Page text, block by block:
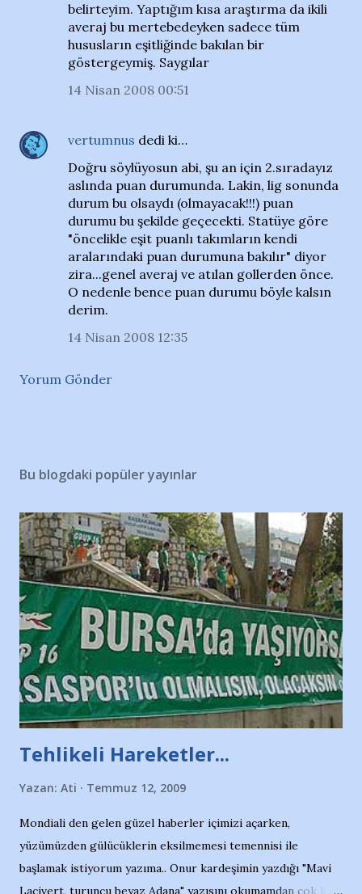
belirteyim. Yaptığım kısa araştırma da ikili
averaj bu mertebedeyken sadece tüm
hususların eşitliğinde bakılan bir
göstergeymiş. Saygılar
14 Nisan 2008 00:51
vertumnus dedi ki…
Doğru söylüyosun abi, şu an için 2.sıradayız
aslında puan durumunda. Lakin, lig sonunda
durum bu olsaydı (olmayacak!!!) puan
durumu bu şekilde geçecekti. Statüye göre
"öncelikle eşit puanlı takımların kendi
aralarındaki puan durumuna bakılır" diyor
zira...genel averaj ve atılan gollerden önce.
O nedenle bence puan durumu böyle kalsın
derim.
14 Nisan 2008 12:35
Yorum Gönder
Bu blogdaki popüler yayınlar
Tehlikeli Hareketler...
Yazan: Ati Temmuz 12, 2009
Mondiali den gelen güzel haberler içimizi açarken,
yüzümüzden gülücüklerin eksilmemesi temennisi ile
başlamak istiyorum yazıma.. Onur kardeşimin yazdığı "Mavi
Lacivert, turuncu beyaz Adana" yazısını okumamdan çok kısa